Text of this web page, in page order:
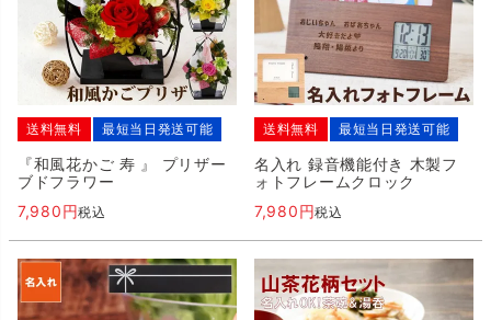
送料無料 最短当日発送可能
『和風花かご 寿 』 プリザー
ブドフラワー
7,980
税込
送料無料 最短当日発送可能
名入れ 録音機能付き 木製フ
ォトフレームクロック
7,980
税込